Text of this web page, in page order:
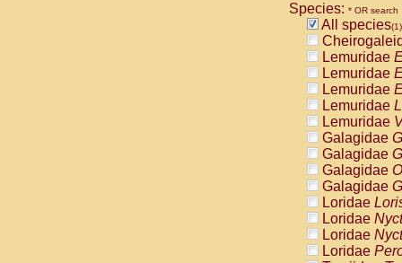
Cebidae
Cebidae
Cebidae
Cebidae
Cebidae
Atelidae
Atelidae
Atelidae
Atelidae
Atelidae
Atelidae
Atelidae
Atelidae
Atelidae
Atelidae
Pitheciidae
Species: * OR search
All species(1)
Lemuridae
Lemuridae
Lemuridae
Lemuridae
Lemuridae
Galagidae
Galagidae
Galagidae
Galagidae
Loridae
Loridae
Loridae
Loridae